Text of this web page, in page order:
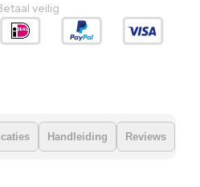
veilig
Handleiding Reviews